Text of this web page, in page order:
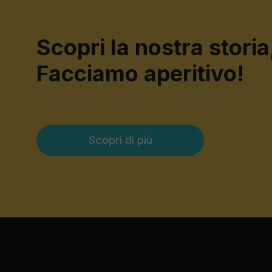
Scopri la nostra
Facciamo aperitivo!
Scopri di più